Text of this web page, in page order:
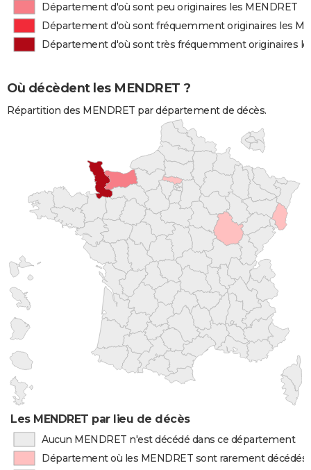
Département d'où sont peu originaires les MENDRET
Département d'où sont fréquemment originaires les
Département d'où sont très fréquemment originaires
Où décèdent les MENDRET ?
Répartition des MENDRET par département de décès.
Les MENDRET par lieu de décès
Aucun MENDRET n'est décédé dans ce département
Département où les MENDRET sont rarement décédés